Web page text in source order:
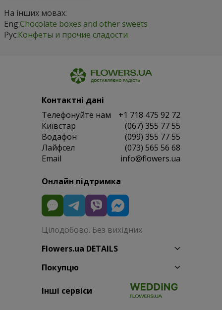
На інших мовах:
Eng:Chocolate boxes and other sweets
Рус:Конфеты и прочие сладости
Контактні дані
Телефонуйте нам
+1 718 475 92 72
Київстар
(067) 355 77 55
Водафон
(099) 355 77 55
Лайфсел
(073) 565 56 68
Email
info@flowers.ua
Онлайн підтримка
Цілодобово. Без вихідних
Flowers.ua DETAILS
Покупцю
Інші сервіси